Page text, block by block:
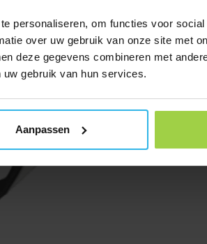
personaliseren, om functies voor
over uw gebruik van onze site met
deze gegevens combineren met
gebruik van hun services.
Aanpassen